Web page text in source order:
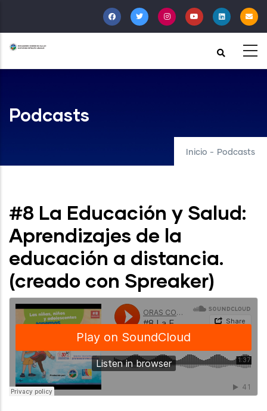
al
contenido
principal
Podcasts
Inicio - Podcasts
#8 La Educación y Salud:
Aprendizajes de la
educación a distancia.
(creado con Spreaker)